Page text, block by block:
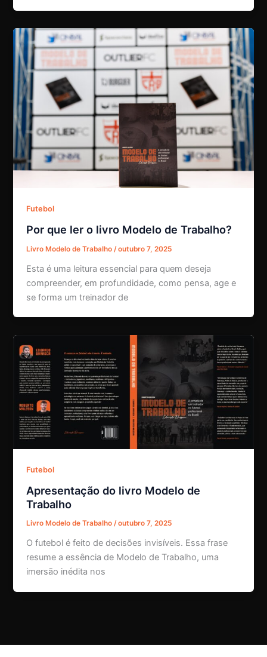
Futebol
Por que ler o livro Modelo de Trabalho?
Livro Modelo de Trabalho /outubro 7, 2025
Esta é uma leitura essencial para quem deseja
compreender, em profundidade, como pensa, age e
se forma um treinador de
Futebol
Apresentação do livro Modelo de
Trabalho
Livro Modelo de Trabalho/outubro 7, 2025
O futebol é feito de decisões invisíveis. Essa frase
resume a essência de Modelo de Trabalho, uma
imersão inédita nos